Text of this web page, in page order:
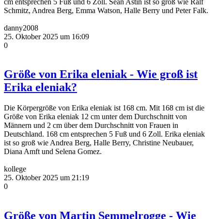
Schmitz, Andrea Berg, Emma Watson, Halle Berry und Peter Falk.
danny2008
25. Oktober 2025 um 16:09
0
Größe von Erika eleniak - Wie groß ist
Erika eleniak?
Die Körpergröße von Erika eleniak ist 168 cm. Mit 168 cm ist die
Größe von Erika eleniak 12 cm unter dem Durchschnitt von
Männern und 2 cm über dem Durchschnitt von Frauen in
Deutschland. 168 cm entsprechen 5 Fuß und 6 Zoll. Erika eleniak
ist so groß wie Andrea Berg, Halle Berry, Christine Neubauer,
Diana Amft und Selena Gomez.
kollege
25. Oktober 2025 um 21:19
0
Größe von Martin Semmelrogge - Wie